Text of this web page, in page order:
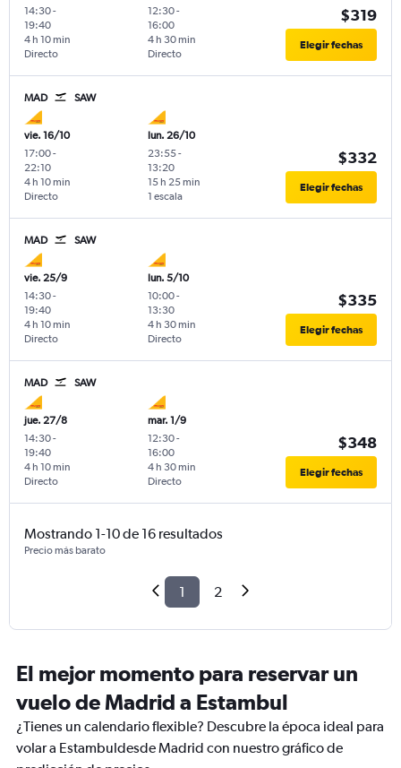
14:30-
19:40
Directo
4 h 10 min
12:30-
16:00
Directo
4 h 30 min
$319
Elegir fechas
MAD SAW
vie. 16/10
17:00-
22:10
Directo
4 h 10 min
lun. 26/10
23:55-
13:20
1 escala
15 h 25 min
$332
Elegir fechas
MAD SAW
vie. 25/9
14:30-
19:40
Directo
4 h 10 min
lun. 5/10
10:00-
13:30
Directo
4 h 30 min
$335
Elegir fechas
MAD SAW
jue. 27/8
14:30-
19:40
Directo
4 h 10 min
mar. 1/9
12:30-
16:00
Directo
4 h 30 min
$348
Elegir fechas
Mostrando 1-10 de 16 resultados
Precio más barato
1 2
El mejor momento para reservar un
vuelo de Madrid a Estambul
¿Tienes un calendario flexible? Descubre la época ideal para
volar a Estambuldesde Madrid con nuestro gráfico de